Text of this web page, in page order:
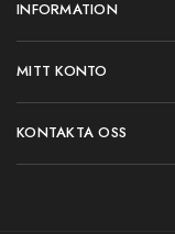
INFORMATION
MITT KONTO
KONTAKTA OSS